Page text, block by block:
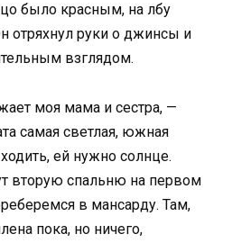
было красным, на лбу
отряхнул руки о джинсы и
взглядом.
моя мама и сестра, —
самая светлая, южная
ей нужно солнце.
вторую спальню на первом
в мансарду. Там,
пока, но ничего,